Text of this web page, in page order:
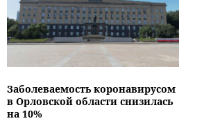
Заболеваемость коронавирусом
в Орловской области снизилась
на 10%